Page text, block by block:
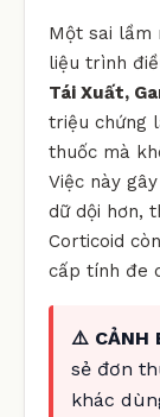
Một sai lầm
liệu trình
Tái Xuất,
triệu chứng
thuốc mà
Việc này
dữ dội hơn,
Corticoid
cấp tính đe
⚠️ CẢNH
sẻ đơn
khác